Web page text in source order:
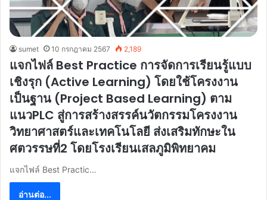
sumet 10 กรกฎาคม 2567 2,189
แจกไฟล์ Best Practice การจัดการเรียนรู้แบบ
เชิงรุก (Active Learning) โดยใช้โครงงาน
เป็นฐาน (Project Based Learning) ตาม
แนวPLC สู่การสร้างสรรค์นวัตกรรมโครงงาน
วิทยาศาสตร์และเทคโนโลยี ส่งเสริมทักษะใน
ศตวรรษที่2 โดยโรงเรียนเสลภูมิพิทยาคม
แจกไฟล์ Best Practic…
อ่านต่อ...